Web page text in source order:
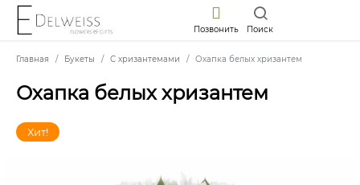
Позвонить Поиск
Главная Букеты С хризантемами Охапка белых хризантем
Охапка белых хризантем
Хит!